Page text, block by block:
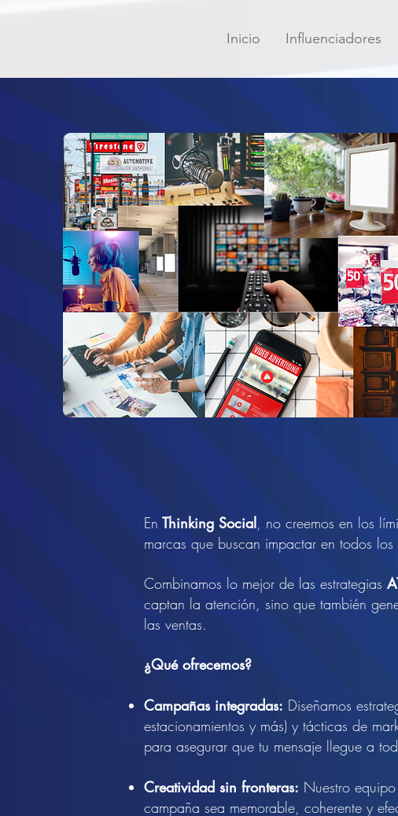
Inicio Influenciadores
En Thinking Social, no creemos en los
marcas que buscan impactar en todos los
Combinamos lo mejor de las estrategias
captan la atención, sino que también
las ventas.
¿Qué ofrecemos?
Campañas integradas: Diseñamos
estacionamientos y más) y tácticas de
para asegurar que tu mensaje llegue a
Creatividad sin fronteras: Nuestro
campaña sea memorable, coherente y